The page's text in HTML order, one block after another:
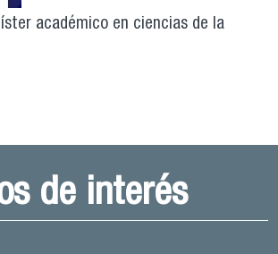
académico en ciencias de la
de interés